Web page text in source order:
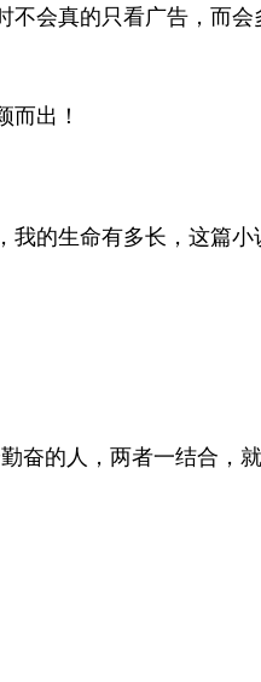
不会真的只看广告，而会
出！
我的生命有多长，这篇小
奋的人，两者一结合，